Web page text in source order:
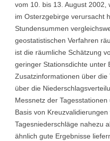
vom 10. bis 13. August 2002,
im Osterzgebirge verursacht
Stundensummen
geostatistischen Verfahren
ist die räumliche Schätzung
geringer Stationsdichte unter
Zusatzinformationen über die
über die
Messnetz der
Basis von
Tagesniederschläge nahezu
ähnlich gute Ergebnisse